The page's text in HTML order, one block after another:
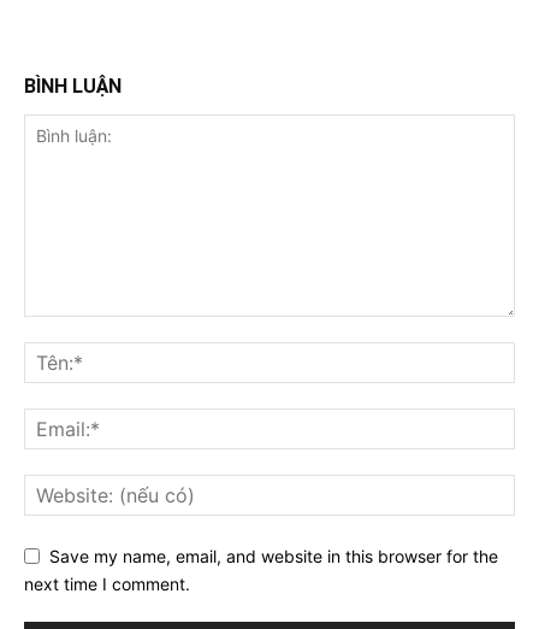
BÌNH LUẬN
Save my name, email, and website in this browser for the
next time I comment.